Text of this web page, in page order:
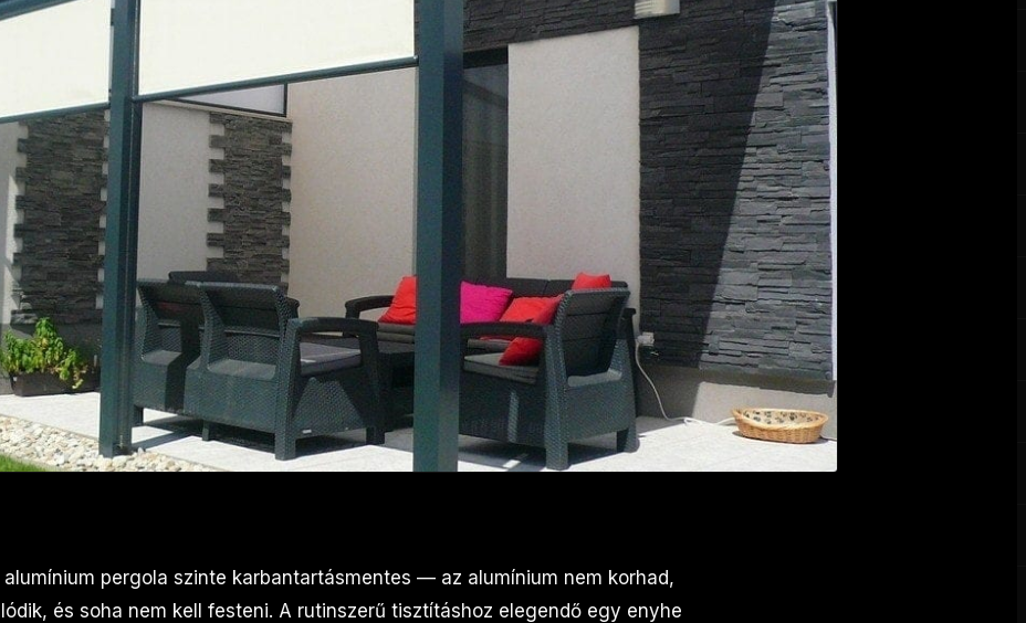
alumínium pergola szinte karbantartásmentes — az alumínium nem korhad,
és soha nem kell festeni. A rutinszerű tisztításhoz elegendő egy enyhe